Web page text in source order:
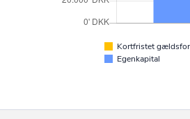
Kortfristet
Egenkapital